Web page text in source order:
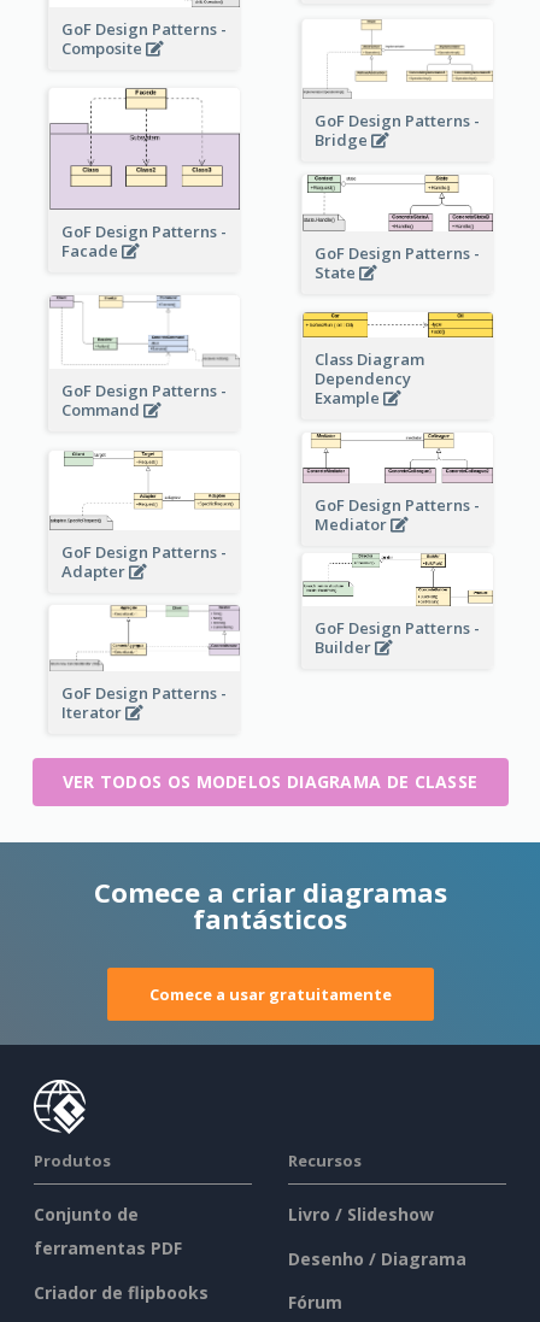
GoF Design Patterns -
Composite
GoF Design Patterns -
Bridge
GoF Design Patterns -
Facade
GoF Design Patterns -
State
GoF Design Patterns -
Command
Class Diagram
Dependency
Example
GoF Design Patterns -
Mediator
GoF Design Patterns -
Adapter
GoF Design Patterns -
Builder
GoF Design Patterns -
Iterator
VER TODOS OS MODELOS DIAGRAMA DE CLASSE
Comece a criar diagramas
fantásticos
Comece a usar gratuitamente
Produtos
Conjunto de
ferramentas PDF
Criador de flipbooks
Recursos
Livro / Slideshow
Desenho / Diagrama
Fórum